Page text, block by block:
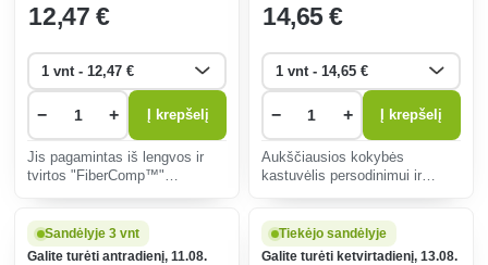
12,47 €
− + Į krepšelį
Jis pagamintas iš lengvos ir
tvirtos "FiberComp™"
įrankis sodinti ir persodinti net į
kietą dirvą.
14,65 €
− + Į krepšelį
Aukščiausios kokybės
kastuvėlis persodinimui ir
Sandėlyje 3 vnt
Galite turėti antradienį, 11.08.
Tiekėjo sandėlyje
Galite turėti ketvirtadienį, 13.08.